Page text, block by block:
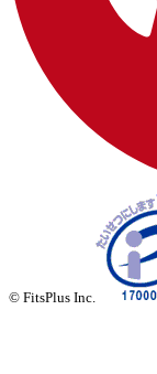
© FitsPlus Inc.